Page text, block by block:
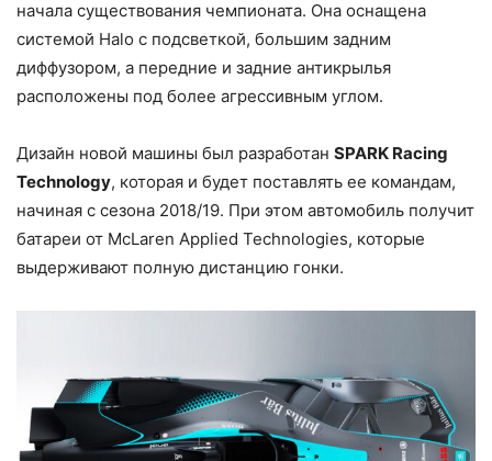
начала существования чемпионата. Она оснащена
системой Halo с подсветкой, большим задним
диффузором, а передние и задние антикрылья
расположены под более агрессивным углом.
Дизайн новой машины был разработан SPARK Racing
Technology, которая и будет поставлять ее командам,
начиная с сезона 2018/19. При этом автомобиль получит
батареи от McLaren Applied Technologies, которые
выдерживают полную дистанцию гонки.